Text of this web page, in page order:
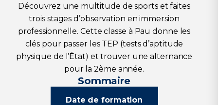
Découvrez une multitude de sports et faites
trois stages d’observation en immersion
professionnelle. Cette classe à Pau donne les
clés pour passer les TEP (tests d’aptitude
physique de l’État) et trouver une alternance
pour la 2ème année.
Sommaire
Date de formation